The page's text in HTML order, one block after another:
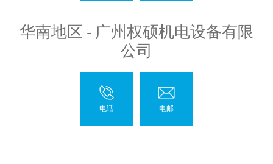
华南地区 - 广州权硕机电设备有限
公司